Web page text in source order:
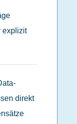
explizit
direkt